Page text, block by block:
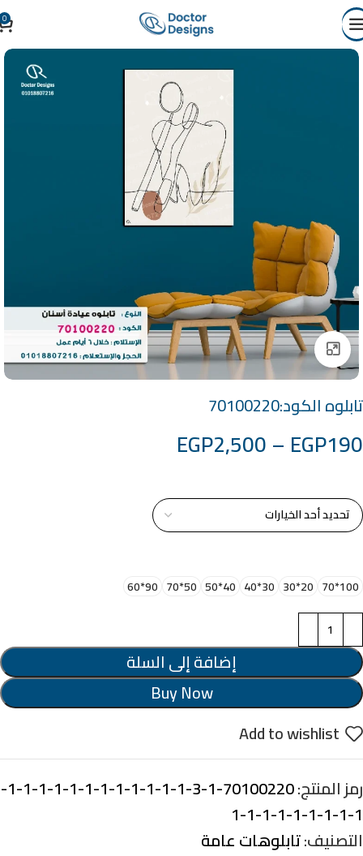
0
Click to enlarge
تابلوه الكود:70100220
EGP190
–
EGP2,500
100*70
20*30
30*40
40*50
50*70
90*60
إضافة إلى السلة
Buy Now
Add to wishlist
رمز المنتج:
70100220-1-3-1-1-1-1-1-1-1-1-1-1-1-1-
1-1-1-1-1-1-1-1-1
التصنيف:تابلوهات عامة